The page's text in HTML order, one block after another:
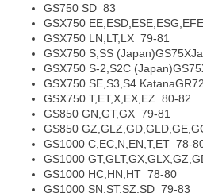
GS750 SD 83
GSX750
GSX750 LN,LT,LX 79-81
GSX750 S,SS (Japan)GS75X
GSX750 S-2,S2C (Japan)
GSX750 SE,S3,S4 Katana
GSX750 T,ET,X,EX,EZ 80-82
GS850 GN,GT,GX 79-81
GS850
GS1000 C,EC,N,EN,T,ET 78-
GS1000
GS1000 HC,HN,HT 78-80
GS1000 SN,ST,SZ,SD 79-83